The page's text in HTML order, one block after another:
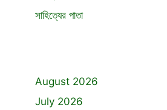
সাহিত্যের পাতা
August 2026
July 2026